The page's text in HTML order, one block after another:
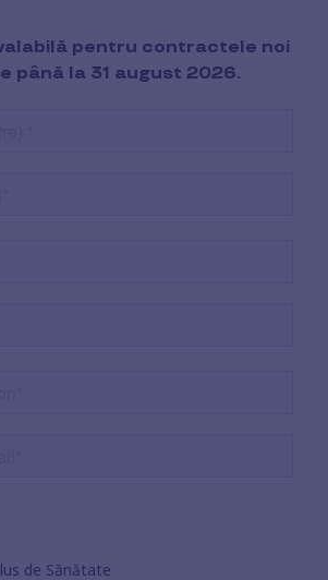
pentru contractele noi
până la 31 august 2026.